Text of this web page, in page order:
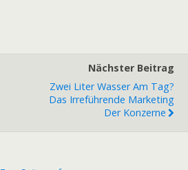
Nächster Beitrag
Zwei Liter Wasser Am Tag?
Das Irreführende Marketing
Der Konzerne